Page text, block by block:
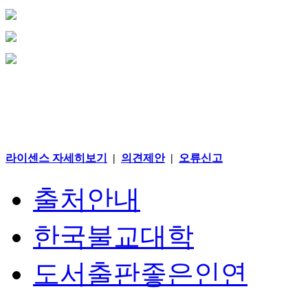
라이센스 자세히보기 | 의견제안| 오류신고
출처안내
한국불교대학
도서출판좋은인연